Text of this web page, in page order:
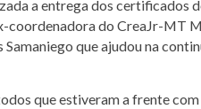
a entrega dos certificados
coordenadora do CreaJr-MT
que ajudou na
que estiveram a frente